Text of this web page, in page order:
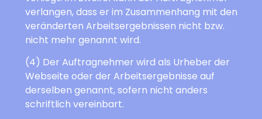
verlangen, dass er im Zusammenhang mit den
veränderten Arbeitsergebnissen nicht bzw.
nicht mehr genannt wird.
(4) Der Auftragnehmer wird als Urheber der
Webseite oder der Arbeitsergebnisse auf
derselben genannt, sofern nicht anders
schriftlich vereinbart.